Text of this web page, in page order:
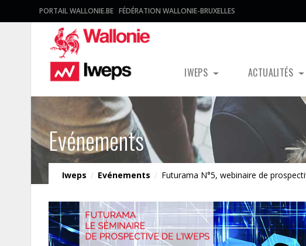
PORTAIL WALLONIE.BE FÉDÉRATION WALLONIE-BRUXELLES
IWEPS ACTUALITÉS
Evénements
Iweps / Evénements / Futurama N°5, webinaire de